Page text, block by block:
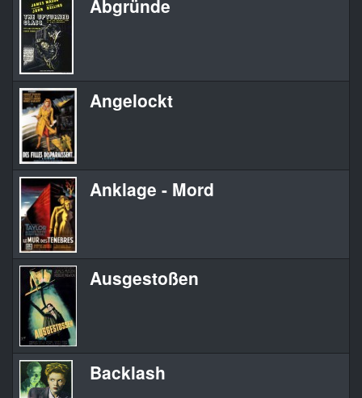
Abgründe
Angelockt
Anklage - Mord
Ausgestoßen
Backlash